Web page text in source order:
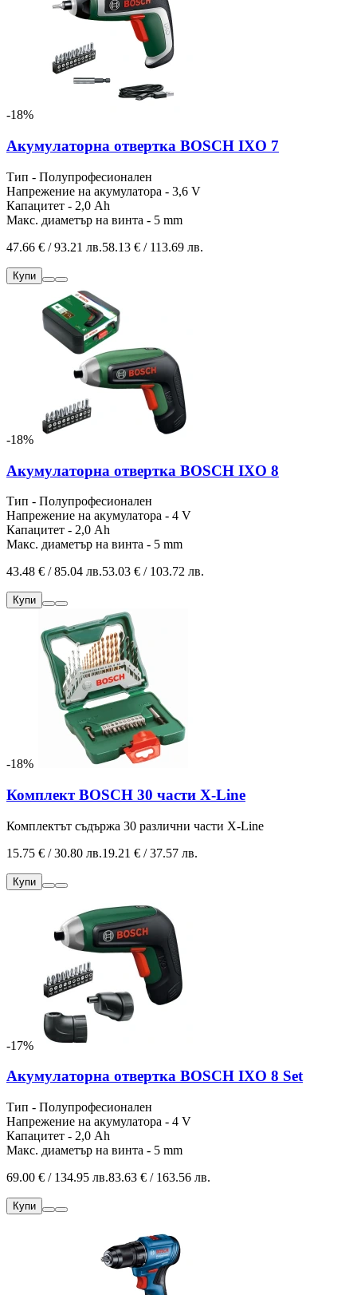
-18%
Акумулаторна отвертка BOSCH IXO 7
Тип - Полупрофесионален
Напрежение на акумулатора - 3,6 V
Капацитет - 2,0 Ah
Макс. диаметър на винта - 5 mm
47.66 € / 93.21 лв.58.13 € / 113.69 лв.
Купи
-18%
Акумулаторна отвертка BOSCH IXO 8
Тип - Полупрофесионален
Напрежение на акумулатора - 4 V
Капацитет - 2,0 Ah
Макс. диаметър на винта - 5 mm
43.48 € / 85.04 лв.53.03 € / 103.72 лв.
Купи
-18%
Комплект BOSCH 30 части X-Line
Комплектът съдържа 30 различни части X-Line
15.75 € / 30.80 лв.19.21 € / 37.57 лв.
Купи
-17%
Акумулаторна отвертка BOSCH IXO 8 Set
Тип - Полупрофесионален
Напрежение на акумулатора - 4 V
Капацитет - 2,0 Ah
Макс. диаметър на винта - 5 mm
69.00 € / 134.95 лв.83.63 € / 163.56 лв.
Купи